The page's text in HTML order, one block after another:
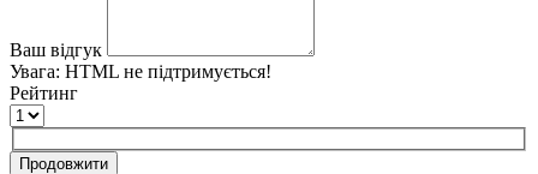
Ваш відгук
Увага: HTML не підтримується!
Рейтинг
Продовжити